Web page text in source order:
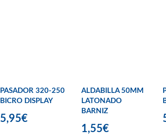
PASADOR 320-250
BICRO DISPLAY
5,95€
ALDABILLA 50MM
LATONADO
BARNIZ
1,55€